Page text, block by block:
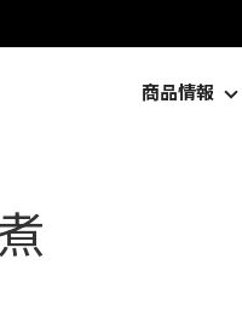
商品情報